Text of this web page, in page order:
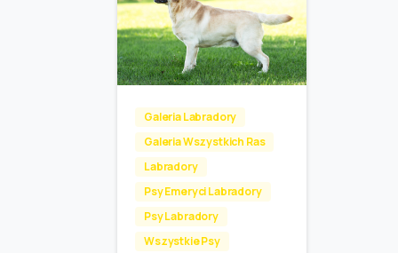
Galeria Labradory
Galeria Wszystkich Ras
Labradory
Psy Emeryci Labradory
Psy Labradory
Wszystkie Psy